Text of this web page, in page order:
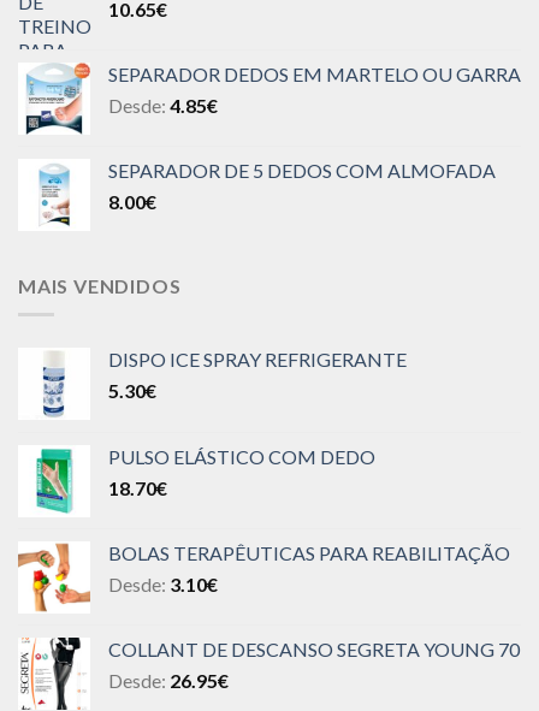
10.65€
SEPARADOR DEDOS EM MARTELO OU GARRA
Desde: 4.85€
SEPARADOR DE 5 DEDOS COM ALMOFADA
8.00€
MAIS VENDIDOS
DISPO ICE SPRAY REFRIGERANTE
5.30€
PULSO ELÁSTICO COM DEDO
18.70€
BOLAS TERAPÊUTICAS PARA REABILITAÇÃO
Desde: 3.10€
COLLANT DE DESCANSO SEGRETA YOUNG 70
Desde: 26.95€